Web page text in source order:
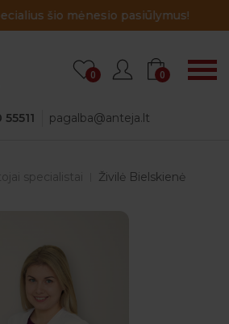
šio mėnesio pasiūlymus!
pagalba@anteja.lt
0 0
specialistai Živilė Bielskienė